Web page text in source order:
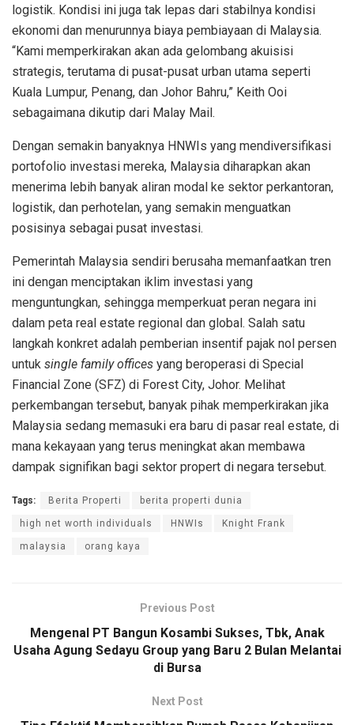
logistik. Kondisi ini juga tak lepas dari stabilnya kondisi
ekonomi dan menurunnya biaya pembiayaan di Malaysia.
“Kami memperkirakan akan ada gelombang akuisisi
strategis, terutama di pusat-pusat urban utama seperti
Kuala Lumpur, Penang, dan Johor Bahru,” Keith Ooi
sebagaimana dikutip dari Malay Mail.
Dengan semakin banyaknya HNWIs yang mendiversifikasi
portofolio investasi mereka, Malaysia diharapkan akan
menerima lebih banyak aliran modal ke sektor perkantoran,
logistik, dan perhotelan, yang semakin menguatkan
posisinya sebagai pusat investasi.
Pemerintah Malaysia sendiri berusaha memanfaatkan tren
ini dengan menciptakan iklim investasi yang
menguntungkan, sehingga memperkuat peran negara ini
dalam peta real estate regional dan global. Salah satu
langkah konkret adalah pemberian insentif pajak nol persen
untuk single family offices yang beroperasi di Special
Financial Zone (SFZ) di Forest City, Johor. Melihat
perkembangan tersebut, banyak pihak memperkirakan jika
Malaysia sedang memasuki era baru di pasar real estate, di
mana kekayaan yang terus meningkat akan membawa
dampak signifikan bagi sektor propert di negara tersebut.
Tags: Berita Properti berita properti dunia
high net worth individuals HNWIs Knight Frank
malaysia orang kaya
Previous Post
Mengenal PT Bangun Kosambi Sukses, Tbk, Anak
Usaha Agung Sedayu Group yang Baru 2 Bulan Melantai
di Bursa
Next Post